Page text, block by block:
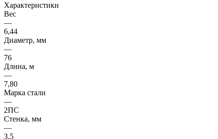
Характеристики
Вес
—
6,44
Диаметр, мм
—
76
Длина, м
—
7,80
Марка стали
—
2ПС
Стенка, мм
—
3,5